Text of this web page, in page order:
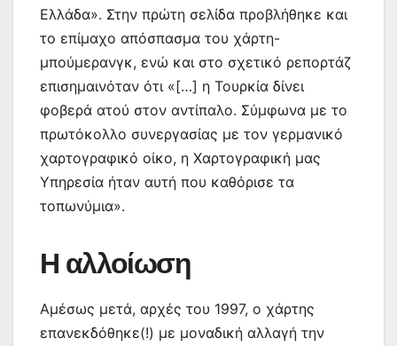
Ελλάδα». Στην πρώτη σελίδα προβλήθηκε και
το επίμαχο απόσπασμα του χάρτη-
μπούμερανγκ, ενώ και στο σχετικό ρεπορτάζ
επισημαινόταν ότι «[…] η Τουρκία δίνει
φοβερά ατού στον αντίπαλο. Σύμφωνα με το
πρωτόκολλο συνεργασίας με τον γερμανικό
χαρτογραφικό οίκο, η Χαρτογραφική μας
Υπηρεσία ήταν αυτή που καθόρισε τα
τοπωνύμια».
Η αλλοίωση
Αμέσως μετά, αρχές του 1997, ο χάρτης
επανεκδόθηκε(!) με μοναδική αλλαγή την